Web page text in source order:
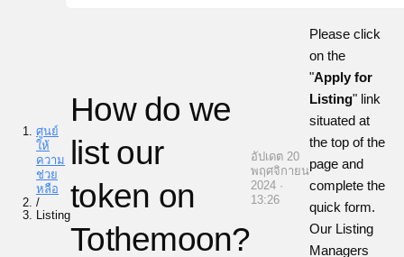
ศูนย์
ให้
ความ
ช่วย
หลือ
/
Listing
How do we
list our
token on
Tothemoon?
อัปเดต 20
พฤศจิกายน
2024 ·
13:26
Please click
on the
"Apply for
Listing" link
situated at
the top of the
page and
complete the
quick form.
Our Listing
Managers